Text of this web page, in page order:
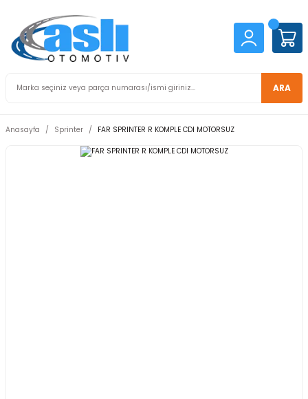
ARA
Anasayfa Sprinter FAR SPRINTER R KOMPLE CDI MOTORSUZ